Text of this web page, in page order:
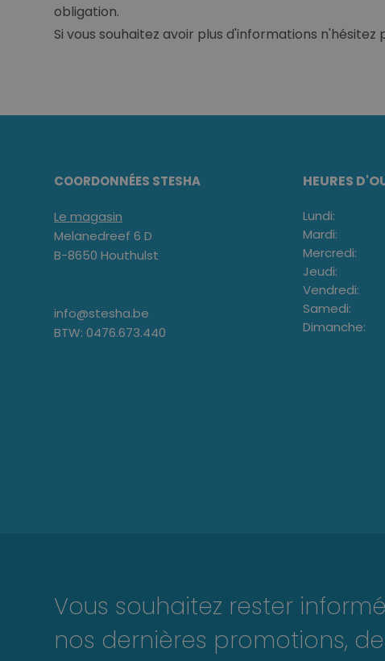
obligation.
Si vous souhaitez avoir plus d'informations
COORDONNÉES STESHA
Le magasin
Melanedreef 6 D
B-8650 Houthulst
info@stesha.be
BTW: 0476.673.440
HEURES
Lundi:
Mardi:
Mercredi:
Jeudi:
Vendredi:
Samedi:
Dimanche:
Vous souhaitez rester
nos dernières promotions,